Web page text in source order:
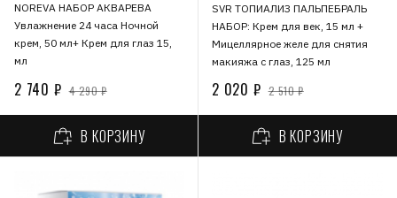
NOREVA НАБОР АКВАРЕВА
Увлажнение 24 часа Ночной
крем, 50 мл+ Крем для глаз 15,
мл
2 740 ₽ 4 290 ₽
В КОРЗИНУ
SVR ТОПИАЛИЗ ПАЛЬПЕБРАЛЬ
НАБОР: Крем для век, 15 мл +
Мицеллярное желе для снятия
макияжа с глаз, 125 мл
2 020 ₽ 2 510 ₽
В КОРЗИНУ